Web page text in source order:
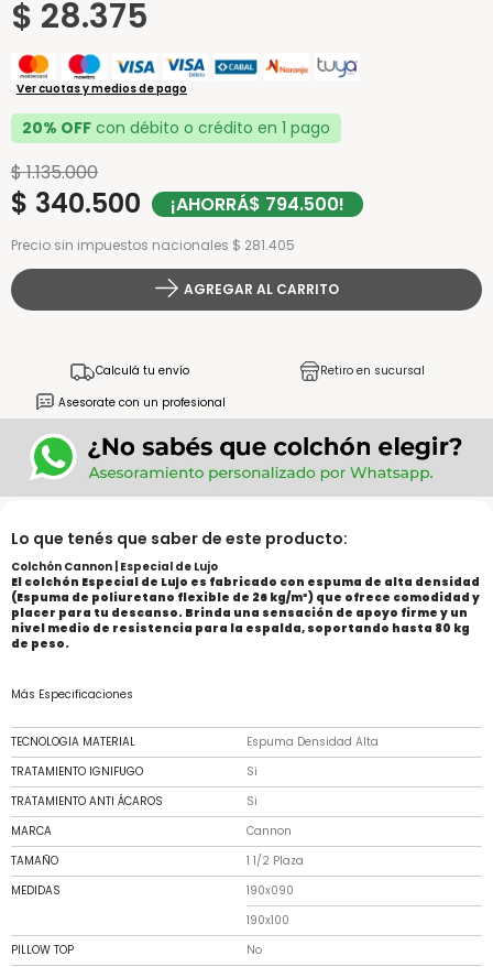
$ 28.375
Ver cuotas y medios de pago
20% OFF con débito o crédito en 1 pago
$1.135.000
$ 340.500 ¡AHORRÁ$ 794.500!
Precio sin impuestos nacionales $ 281.405
AGREGAR AL CARRITO
Calculá tu envío
Retiro en sucursal
Asesorate con un profesional
Lo que tenés que saber de este producto:
Colchón Cannon | Especial de Lujo
El colchón Especial de Lujo es fabricado con espuma de alta densidad
(Espuma de poliuretano flexible de 26 kg/m³) que ofrece comodidad y
placer para tu descanso. Brinda una sensación de apoyo firme y un
nivel medio de resistencia para la espalda, soportando hasta 80 kg
de peso.
Más Especificaciones
TECNOLOGIA MATERIAL
Espuma Densidad Alta
TRATAMIENTO IGNIFUGO
Si
TRATAMIENTO ANTI ÁCAROS
Si
MARCA
Cannon
TAMAÑO
1 1/2 Plaza
MEDIDAS
190x090
190x100
PILLOW TOP
No